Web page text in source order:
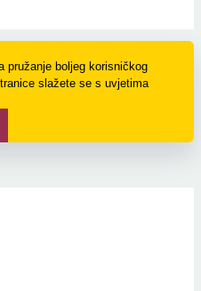
pružanje boljeg korisničkog
slažete se s uvjetima